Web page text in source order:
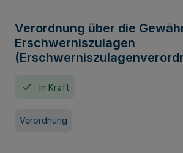
Verordnung über die
Erschwerniszulagen
In Kraft
Verordnung